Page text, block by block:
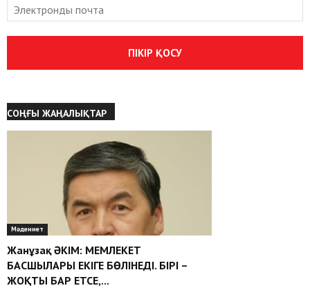
СОҢҒЫ ЖАҢАЛЫҚТАР
Мәдениет
Жанұзақ ӘКІМ: МЕМЛЕКЕТ
БАСШЫЛАРЫ ЕКІГЕ БӨЛІНЕДІ. БІРІ –
ЖОҚТЫ БАР ЕТСЕ,...